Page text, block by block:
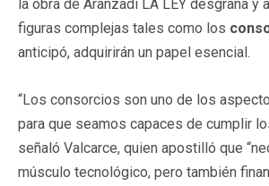
la obra de Aranzadi LA LEY desgrana y
figuras complejas tales como los
anticipó, adquirirán un papel esencial.
“Los consorcios son uno de los
para que seamos capaces de cumplir
señaló Valcarce, quien apostilló que
músculo tecnológico, pero también